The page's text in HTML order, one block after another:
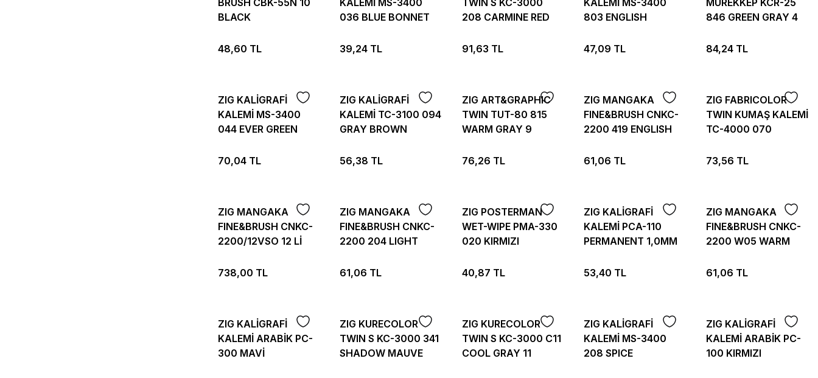
BRUSH CBK-55N 10
BLACK
48,60 TL
KALEMİ MS-3400
036 BLUE BONNET
39,24 TL
TWIN S KC-3000
208 CARMINE RED
91,63 TL
KALEMİ MS-3400
803 ENGLISH
47,09 TL
MÜREKKEP KCR-25
846 GREEN GRAY 4
84,24 TL
ZIG KALİGRAFİ
KALEMİ MS-3400
044 EVER GREEN
70,04 TL
ZIG KALİGRAFİ
KALEMİ TC-3100 094
GRAY BROWN
56,38 TL
ZIG ART&GRAPHIC
TWIN TUT-80 815
WARM GRAY 9
76,26 TL
ZIG MANGAKA
FINE&BRUSH CNKC-
2200 419 ENGLISH
61,06 TL
ZIG FABRICOLOR
TWIN KUMAŞ KALEMİ
TC-4000 070
73,56 TL
ZIG MANGAKA
FINE&BRUSH CNKC-
2200/12VSO 12 Lİ
738,00 TL
ZIG MANGAKA
FINE&BRUSH CNKC-
2200 204 LIGHT
61,06 TL
ZIG POSTERMAN
WET-WIPE PMA-330
020 KIRMIZI
40,87 TL
ZIG KALİGRAFİ
KALEMİ PCA-110
PERMANENT 1,0MM
53,40 TL
ZIG MANGAKA
FINE&BRUSH CNKC-
2200 W05 WARM
61,06 TL
ZIG KALİGRAFİ
KALEMİ ARABİK PC-
300 MAVİ
ZIG KURECOLOR
TWIN S KC-3000 341
SHADOW MAUVE
ZIG KURECOLOR
TWIN S KC-3000 C11
COOL GRAY 11
ZIG KALİGRAFİ
KALEMİ MS-3400
208 SPICE
ZIG KALİGRAFİ
KALEMİ ARABİK PC-
100 KIRMIZI